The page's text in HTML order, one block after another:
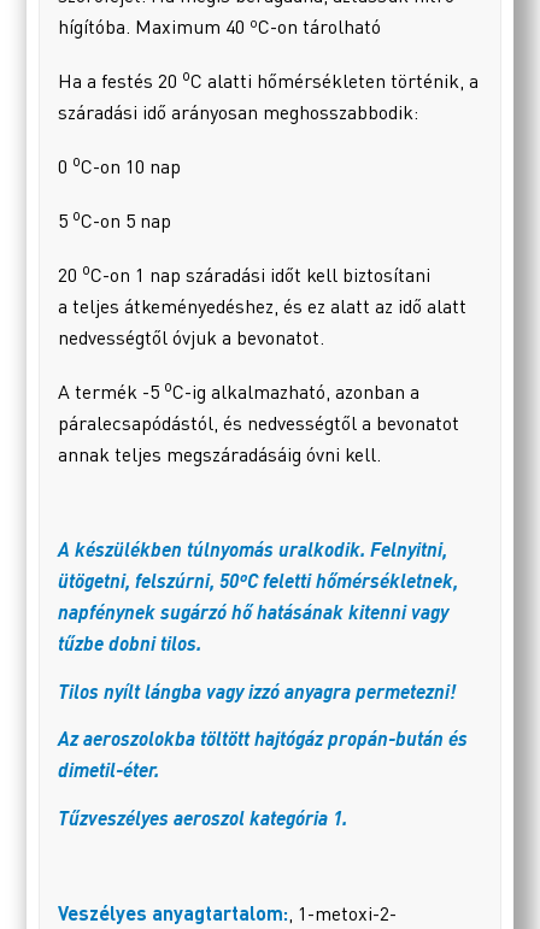
hígítóba. Maximum 40 ºC-on tárolható
Ha a festés 20 oC alatti hőmérsékleten történik, a
száradási idő arányosan meghosszabbodik:
0 oC-on 10 nap
5 oC-on 5 nap
20 oC-on 1 nap száradási időt kell biztosítani
a teljes átkeményedéshez, és ez alatt az idő alatt
nedvességtől óvjuk a bevonatot.
A termék -5 oC-ig alkalmazható, azonban a
páralecsapódástól, és nedvességtől a bevonatot
annak teljes megszáradásáig óvni kell.
A készülékben túlnyomás uralkodik. Felnyitni,
ütögetni, felszúrni, 50ºC feletti hőmérsékletnek,
napfénynek sugárzó hő hatásának kitenni vagy
tűzbe dobni tilos.
Tilos nyílt lángba vagy izzó anyagra permetezni!
Az aeroszolokba töltött hajtógáz propán-bután és
dimetil-éter.
Tűzveszélyes aeroszol kategória 1.
Veszélyes anyagtartalom:, 1-metoxi-2-